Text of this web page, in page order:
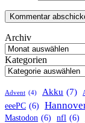
Archiv
Kategorien
Advent (4) Akku (7)
eeePC (6)
Mastodon (6) nfl (6)